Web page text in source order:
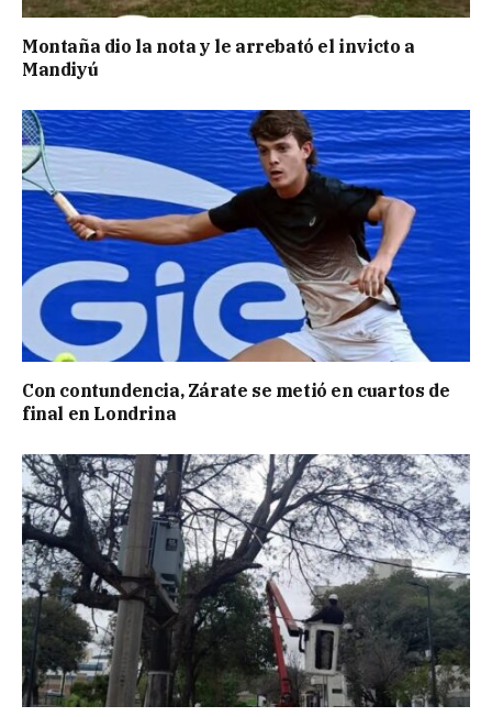
Montaña dio la nota y le arrebató el invicto a
Mandiyú
Con contundencia, Zárate se metió en cuartos de
final en Londrina